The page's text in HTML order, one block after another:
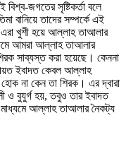
জগতের সৃষ্টিকর্তা বলে
বানিয়ে তাদের সম্পর্কে এই
এরা খুশী হয়ে আল্লাহ তাআলার
আমরা আল্লাহ তাআলার
সাব্যস্ত করা হয়েছে। কেননা
ইবাদত কেবল আল্লাহ
না কেন তা শিরক। এর দ্বারা
ও বুযুর্গ হয়, তবুও তার ইবাদত
আল্লাহ তাআলার নৈকট্য